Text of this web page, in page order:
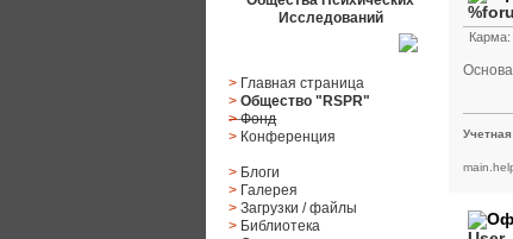
Исследований
> Главная страница
> Общество "RSPR"
> Фонд
> Конференция
> Блоги
> Галерея
> Загрузки/файлы
> Библиотека
Карма: